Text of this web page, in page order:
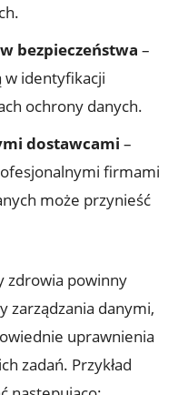
bezpieczeństwa –
w identyfikacji
ochrony danych.
dostawcami –
firmami
może przynieść
zdrowia powinny
zarządzania danymi,
uprawnienia
zadań. Przykład